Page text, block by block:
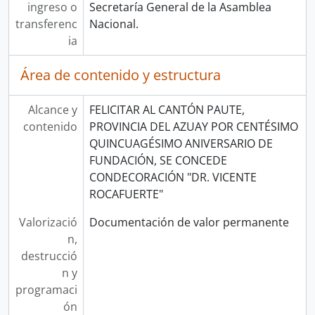
ingreso o
transferenc
ia
Secretaría General de la Asamblea
Nacional.
Área de contenido y estructura
Alcance y
contenido
FELICITAR AL CANTÓN PAUTE,
PROVINCIA DEL AZUAY POR CENTÉSIMO
QUINCUAGÉSIMO ANIVERSARIO DE
FUNDACIÓN, SE CONCEDE
CONDECORACIÓN "DR. VICENTE
ROCAFUERTE"
Valorizació
n,
destrucció
n y
programaci
ón
Documentación de valor permanente